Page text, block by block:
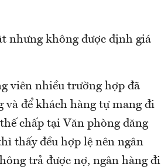
nhưng không được định giá
viên nhiều trường hợp đã
và để khách hàng tự mang đi
chấp tại Văn phòng đăng
thấy đều hợp lệ nên ngân
trả được nợ, ngân hàng đi